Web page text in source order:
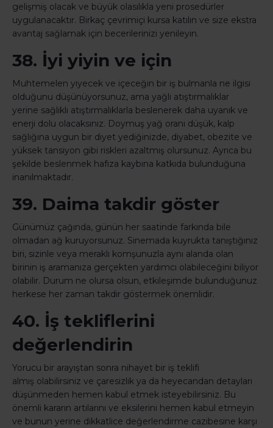
gelişmiş olacak ve büyük olasılıkla yeni prosedürler
uygulanacaktır. Birkaç çevrimiçi kursa katılın ve size ekstra
avantaj sağlamak için becerilerinizi yenileyin.
38. İyi yiyin ve için
Muhtemelen yiyecek ve içeceğin bir iş bulmanla ne ilgisi
olduğunu düşünüyorsunuz, ama yağlı atıştırmalıklar
yerine sağlıklı atıştırmalıklarla beslenerek daha uyanık ve
enerji dolu olacaksınız. Doymuş yağ oranı düşük, kalp
sağlığına uygun bir diyet yediğinizde, diyabet, obezite ve
yüksek tansiyon gibi riskleri azaltmış olursunuz. Ayrıca bu
şekilde beslenmek hafıza kaybına katkıda bulunduğuna
inanılmaktadır.
39. Daima takdir göster
Günümüz çağında, günün her saatinde farkında bile
olmadan ağ kuruyorsunuz. Sinemada kuyrukta tanıştığınız
biri, sizinle veya meraklı komşunuzla aynı alanda olan
birinin iş aramanıza gerçekten yardımcı olabileceğini biliyor
olabilir. Durum ne olursa olsun, etkileşimde bulunduğunuz
herkese her zaman takdir göstermek önemlidir.
40. İş tekliflerini
değerlendirin
Yorucu bir arayıştan sonra nihayet bir iş teklifi
almış olabilirsiniz ve çaresizlik ya da heyecandan detayları
düşünmeden hemen kabul etmek isteyebilirsiniz. Bu
önemli kararın artılarını ve eksilerini hemen kabul etmeyin
ve bunun yerine dikkatlice değerlendirme cazibesine karşı